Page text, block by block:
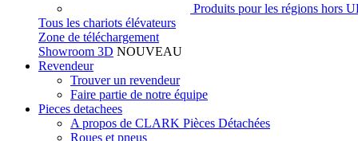
Produits pour les régions hors
Tous les chariots élévateurs
Zone de téléchargement
Showroom 3D NOUVEAU
Revendeur
Trouver un revendeur
Faire partie de notre équipe
Pieces detachees
A propos de CLARK Pièces Détachées
Roues et pneus